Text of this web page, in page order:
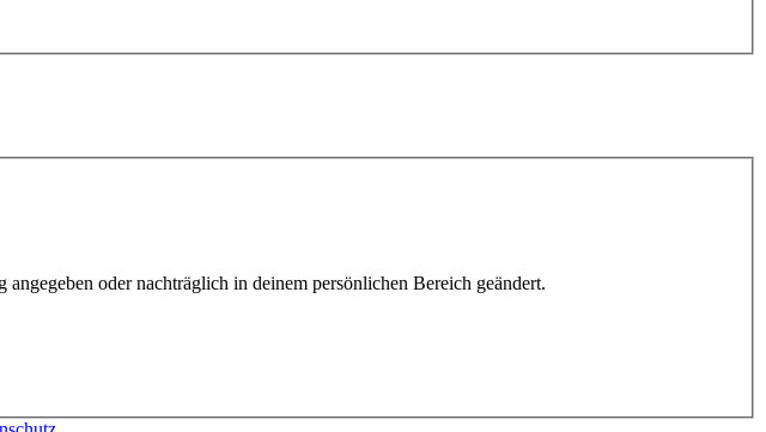
oder nachträglich in deinem persönlichen Bereich geändert.